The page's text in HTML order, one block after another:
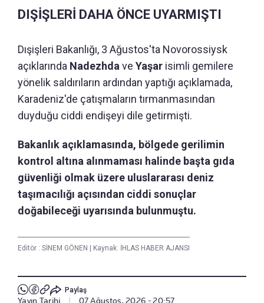
DIŞİŞLERİ DAHA ÖNCE UYARMIŞTI
Dışişleri Bakanlığı, 3 Ağustos'ta Novorossiysk
açıklarında Nadezhda ve Yaşar isimli gemilere
yönelik saldırıların ardından yaptığı açıklamada,
Karadeniz'de çatışmaların tırmanmasından
duyduğu ciddi endişeyi dile getirmişti.
Bakanlık açıklamasında, bölgede gerilimin
kontrol altına alınmaması halinde başta gıda
güvenliği olmak üzere uluslararası deniz
taşımacılığı açısından ciddi sonuçlar
doğabileceği uyarısında bulunmuştu.
Editör : SİNEM GÖNEN | Kaynak: İHLAS HABER AJANSI
Paylaş
Yayın Tarihi 07 Ağustos, 2026 - 20:57